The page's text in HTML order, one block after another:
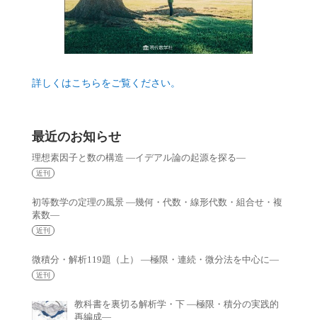
詳しくはこちらをご覧ください。
最近のお知らせ
理想素因子と数の構造 —イデアル論の起源を探る—
近刊
初等数学の定理の風景 —幾何・代数・線形代数・組合せ・複
素数—
近刊
微積分・解析119題（上） —極限・連続・微分法を中心に—
近刊
教科書を裏切る解析学・下 —極限・積分の実践的
再編成—